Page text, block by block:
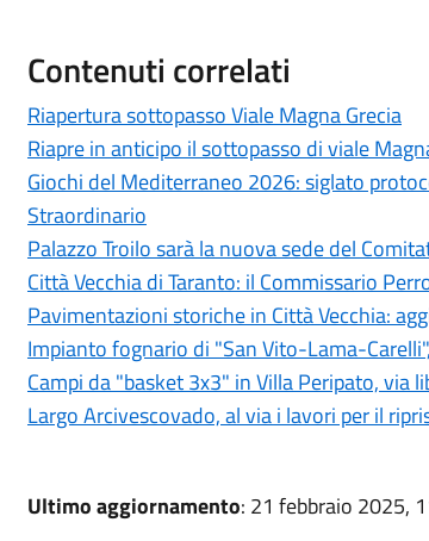
Contenuti correlati
Riapertura sottopasso Viale Magna Grecia
Riapre in anticipo il sottopasso di viale
Giochi del Mediterraneo 2026: siglato
Straordinario
Palazzo Troilo sarà la nuova sede del
Città Vecchia di Taranto: il Commissario
Pavimentazioni storiche in Città Vecchia:
Impianto fognario di "San Vito-Lama-
Campi da "basket 3x3" in Villa Peripato, via
Largo Arcivescovado, al via i lavori per il
Ultimo aggiornamento: 21 febbraio 2025,